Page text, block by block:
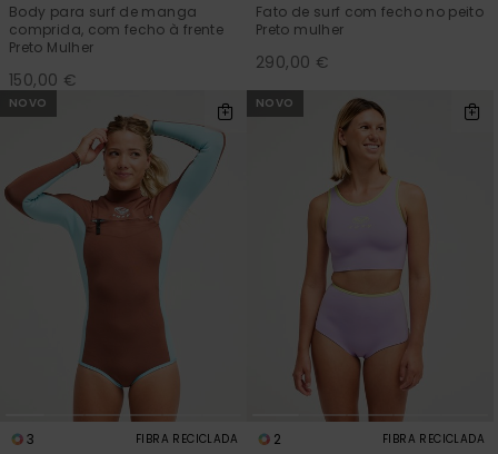
Body para surf de manga
comprida, com fecho à frente
Preto Mulher
150,00 €
Fato de surf com fecho no peito
Preto mulher
290,00 €
NOVO
3 FIBRA RECICLADA
NOVO
2 FIBRA RECICLADA